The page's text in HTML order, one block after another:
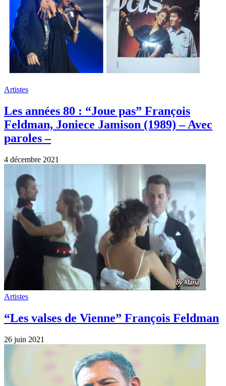
Artistes
Les années 80 : “Joue pas” François
Feldman, Joniece Jamison (1989) – Avec
paroles –
4 décembre 2021
Artistes
“Les valses de Vienne” François Feldman
26 juin 2021